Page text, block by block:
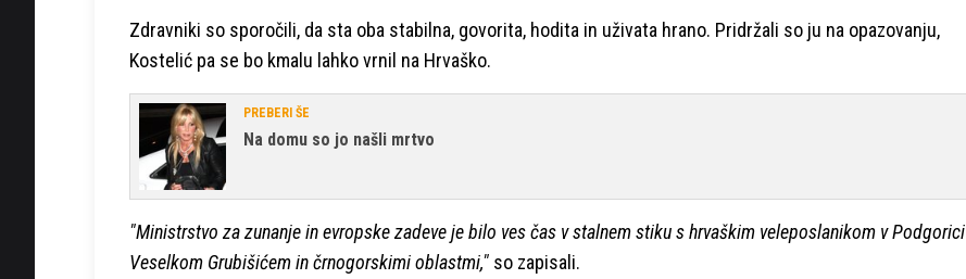
Zdravniki so sporočili, da sta oba stabilna, govorita, hodita in uživata hrano. Pridržali so ju na opazovanju,
Kostelić pa se bo kmalu lahko vrnil na Hrvaško.
PREBERI ŠE
Na domu so jo našli mrtvo
"Ministrstvo za zunanje in evropske zadeve je bilo ves čas v stalnem stiku s hrvaškim veleposlanikom v Podgorici
Veselkom Grubišićem in črnogorskimi oblastmi," so zapisali.